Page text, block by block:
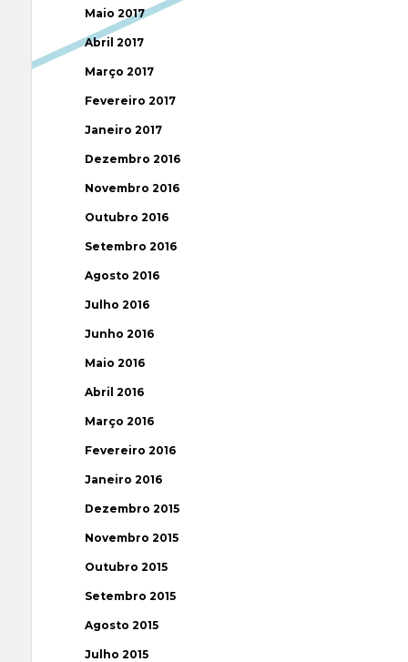
Maio 2017
Abril 2017
Março 2017
Fevereiro 2017
Janeiro 2017
Dezembro 2016
Novembro 2016
Outubro 2016
Setembro 2016
Agosto 2016
Julho 2016
Junho 2016
Maio 2016
Abril 2016
Março 2016
Fevereiro 2016
Janeiro 2016
Dezembro 2015
Novembro 2015
Outubro 2015
Setembro 2015
Agosto 2015
Julho 2015